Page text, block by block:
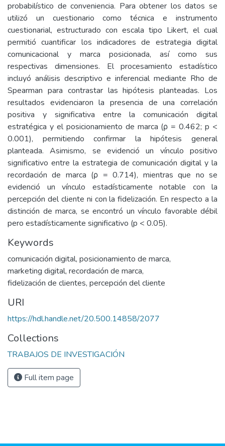
probabilístico de conveniencia. Para obtener los datos se
utilizó un cuestionario como técnica e instrumento
cuestionarial, estructurado con escala tipo Likert, el cual
permitió cuantificar los indicadores de estrategia digital
comunicacional y marca posicionada, así como sus
respectivas dimensiones. El procesamiento estadístico
incluyó análisis descriptivo e inferencial mediante Rho de
Spearman para contrastar las hipótesis planteadas. Los
resultados evidenciaron la presencia de una correlación
positiva y significativa entre la comunicación digital
estratégica y el posicionamiento de marca (ρ = 0.462; p <
0.001), permitiendo confirmar la hipótesis general
planteada. Asimismo, se evidenció un vínculo positivo
significativo entre la estrategia de comunicación digital y la
recordación de marca (ρ = 0.714), mientras que no se
evidenció un vínculo estadísticamente notable con la
percepción del cliente ni con la fidelización. En respecto a la
distinción de marca, se encontró un vínculo favorable débil
pero estadísticamente significativo (p < 0.05).
Keywords
comunicación digital, posicionamiento de marca,
marketing digital, recordación de marca,
fidelización de clientes, percepción del cliente
URI
https://hdl.handle.net/20.500.14858/2077
Collections
TRABAJOS DE INVESTIGACIÓN
Full item page